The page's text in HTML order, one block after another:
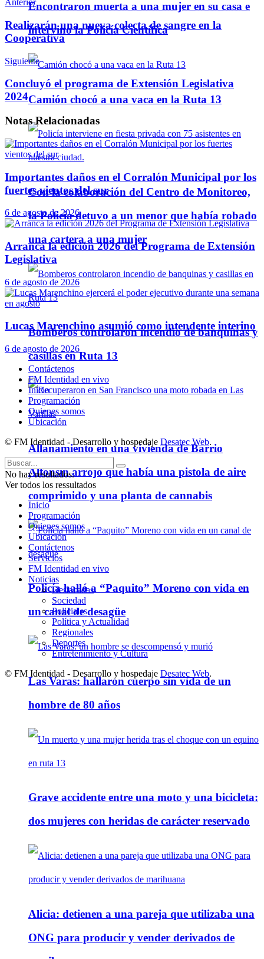
Encontraron muerta a una mujer en su casa e
intervino la Policía Científica
Camión chocó a una vaca en la Ruta 13
Con la colaboración del Centro de Monitoreo,
la Policía detuvo a un menor que había robado
una cartera a una mujer
Bomberos controlaron incendio de banquinas y
casillas en Ruta 13
Allanamiento en una vivienda de Barrio
Alfonsín arrojó que había una pistola de aire
comprimido y una planta de cannabis
Policía halló a “Paquito” Moreno con vida en
un canal de desagüe
Las Varas: hallaron cuerpo sin vida de un
hombre de 80 años
Grave accidente entre una moto y una bicicleta:
dos mujeres con heridas de carácter reservado
Alicia: detienen a una pareja que utilizaba una
ONG para producir y vender derivados de
Anterior
Realizarán una nueva colecta de sangre en la
Cooperativa
Siguiente
Concluyó el programa de Extensión Legislativa
2024
NotasRelacionadas
Importantes daños en el Corralón Municipal por los
fuertes vientos del sur
6 de agosto de 2026
Arranca la edición 2026 del Programa de Extensión
Legislativa
6 de agosto de 2026
Lucas Marenchino asumió como intendente interino
6 de agosto de 2026
Contáctenos
FM Identidad en vivo
Inicio
Programación
Quienes somos
Ubicación
© FM Identidad - Desarrollo y hospedaje Desatec Web.
No hay resultados.
Ver todos los ressultados
Inicio
Programación
Quienes somos
Ubicación
Contáctenos
Servicios
FM Identidad en vivo
Noticias
Destacadas
Sociedad
Policiales
Política y Actualidad
Regionales
Deportes
Entretenimiento y Cultura
© FM Identidad - Desarrollo y hospedaje Desatec Web.